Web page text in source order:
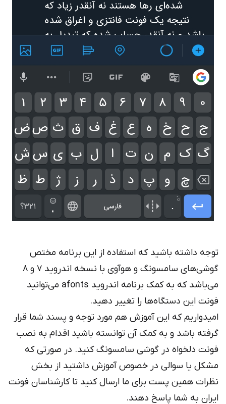
داشته باشید که استفاده از این برنامه مختص
گوشی‌های سامسونگ و هوآوی با نسخه اندروید 7 و 8
می‌باشد که به کمک برنامه اندروید afonts می‌توانید
این دستگاه‌ها را تغییر دهید.
که این آموزش هم مورد توجه و پسند شما قرار
باشد و به کمک آن توانسته باشید اقدام به نصب
دلخواه در گوشی سامسونگ کنید. در صورتی که
یا سوالی در خصوص آموزش داشتید از بخش
همین پست برای ما ارسال کنید تا کارشناسان فونت
به شما پاسخ دهند.